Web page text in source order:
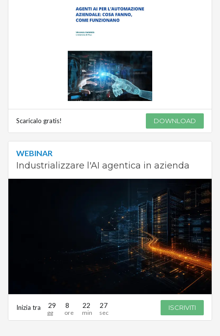
Scaricalo gratis! DOWNLOAD
WEBINAR
Industrializzare l'AI agentica in azienda
Inizia tra 29 8 22 27 ISCRIVITI